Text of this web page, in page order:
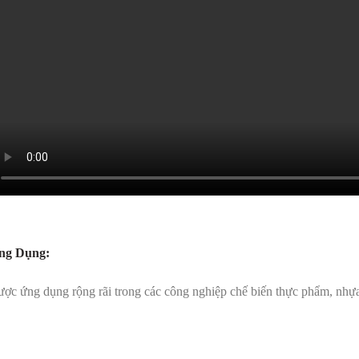
Dụng:
ứng dụng rộng rãi trong các công nghiệp chế biến thực phẩm,